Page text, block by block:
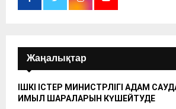
Жаңалықтар
ІШКІ ІСТЕР МИНИСТРЛІГІ АДАМ
ҚИМЫЛ ШАРАЛАРЫН КҮШЕЙТУДЕ